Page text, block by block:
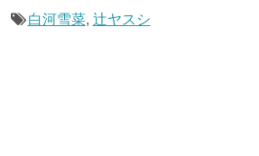
白河雪菜, 辻ヤスシ